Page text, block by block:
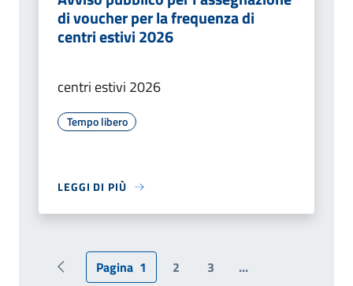
di voucher per la frequenza di
centri estivi 2026
centri estivi 2026
Tempo libero
LEGGI DI PIÙ
Pagina precedente
Pagina 1 2 3
...